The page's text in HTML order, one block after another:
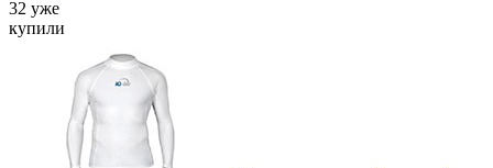
32 уже
купили